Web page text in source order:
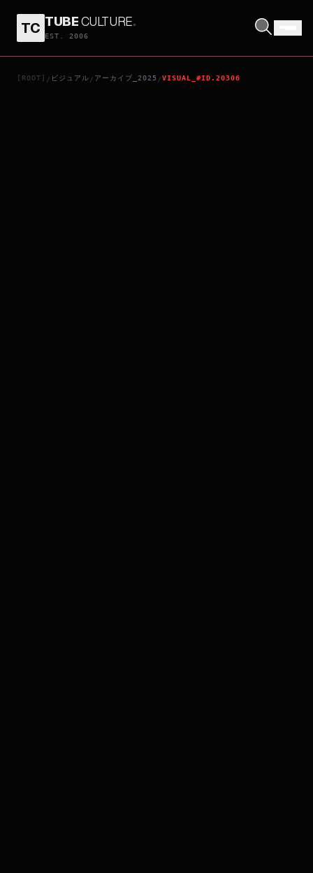
TC TUBECULTURE.
EST. 2006
[ROOT] / ビジュアル / アーカイブ_2025 /VISUAL_#ID.20306
シンプル・アクシデント／偶然